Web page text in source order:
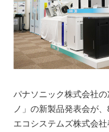
パナソニック株式会社
ノ」の新製品発表会が
エコシステムズ株式会